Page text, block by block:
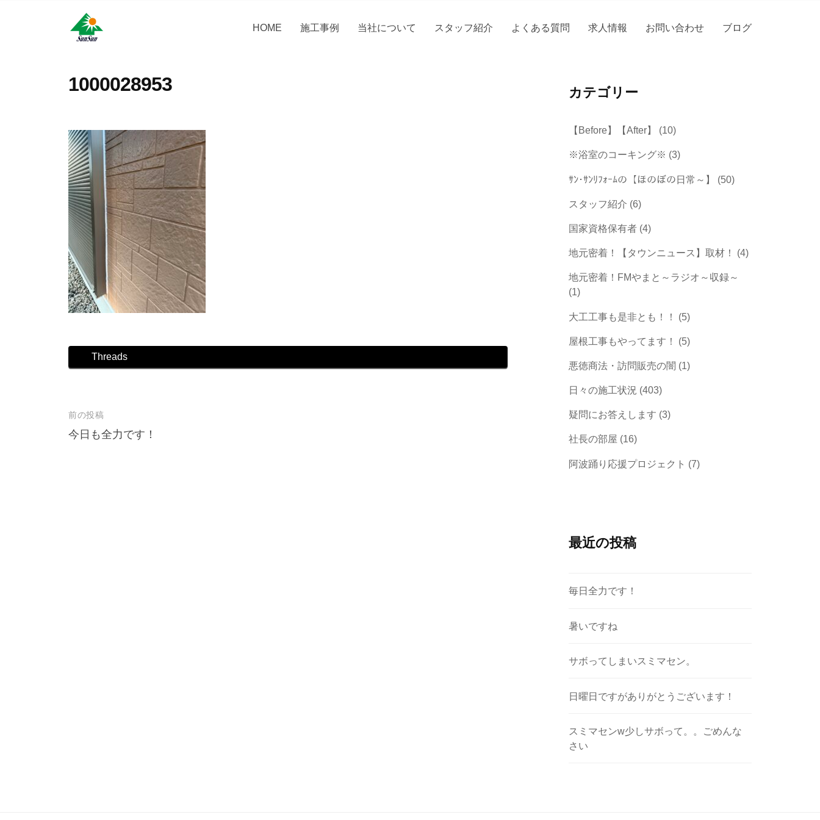
サ
サ
フ
ォ
ー
ム
株
式
会
社
神
県
市
に
あ
る
外
壁
塗
装
専
門
店
HOME 施工事例 当社について スタッフ紹介 よくある質問 求人情報 お問い合わせ ブログ
1000028953
Threads
投
稿
前の投稿
今日も全力です！
カテゴリー
【Before】【After】 (10)
※浴室のコーキング※ (3)
ｻﾝ･ｻﾝﾘﾌｫｰﾑの【ほのぼの日常～】 (50)
スタッフ紹介 (6)
国家資格保有者 (4)
地元密着！【タウンニュース】取材！ (4)
地元密着！FMやまと～ラジオ～収録～
(1)
大工工事も是非とも！！ (5)
屋根工事もやってます！ (5)
悪徳商法・訪問販売の闇 (1)
日々の施工状況 (403)
疑問にお答えします (3)
社長の部屋 (16)
阿波踊り応援プロジェクト (7)
最近の投稿
毎日全力です！
暑いですね
サボってしまいスミマセン。
日曜日ですがありがとうございます！
スミマセンw少しサボって。。ごめんな
さい
サ
フ
ム
株
式
会
社